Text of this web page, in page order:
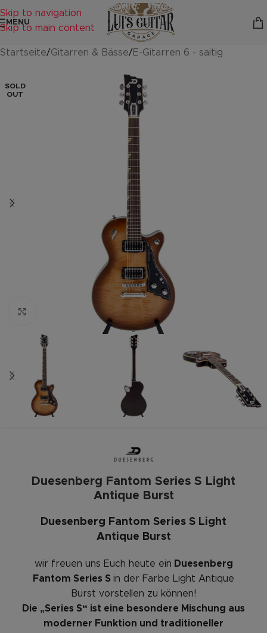
Skip to navigation
Skip to main content
MENU
Startseite/Gitarren & Bässe/E-Gitarren 6 - saitig
SOLD
OUT
Zum vergrößern anklicken
Duesenberg Fantom Series S Light
Antique Burst
Duesenberg Fantom Series S Light
Antique Burst
wir freuen uns Euch heute ein Duesenberg
Fantom Series S in der Farbe Light Antique
Burst vorstellen zu können!
Die „Series S“ ist eine besondere Mischung aus
moderner Funktion und traditioneller